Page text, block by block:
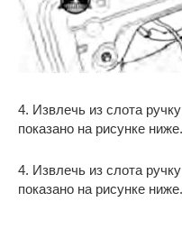
4. Извлечь из слота
показано на рисунке ниже.
4. Извлечь из слота
показано на рисунке ниже.